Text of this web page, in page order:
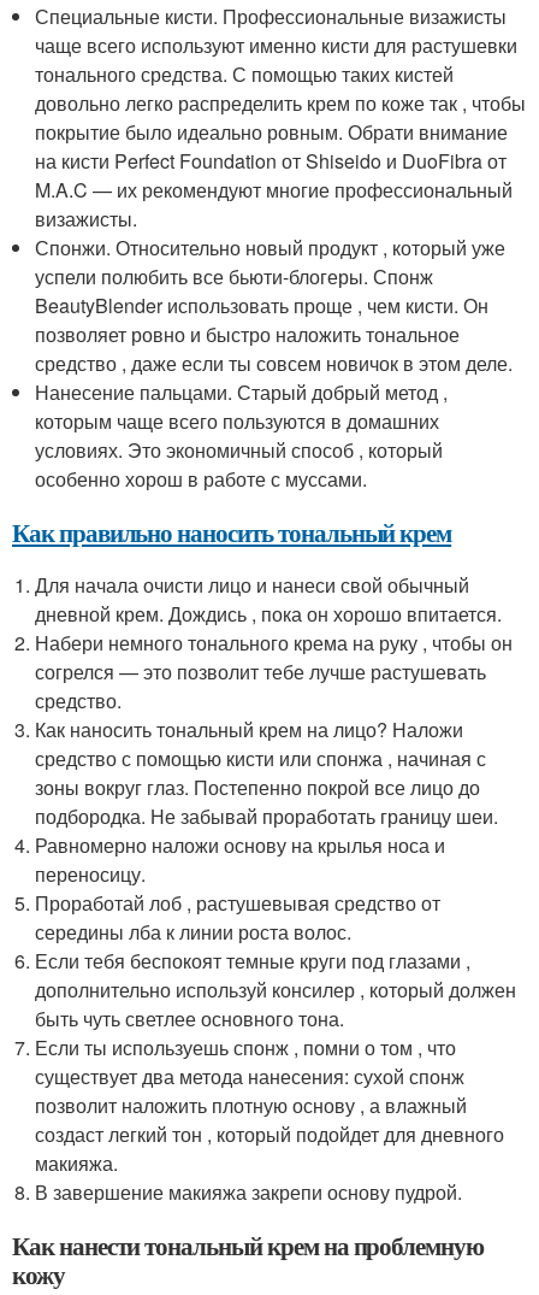
Специальные кисти. Профессиональные визажисты
чаще всего используют именно кисти для растушевки
тонального средства. С помощью таких кистей
довольно легко распределить крем по коже так , чтобы
покрытие было идеально ровным. Обрати внимание
на кисти Perfect Foundation от Shiseido и DuoFibra от
M.A.C — их рекомендуют многие профессиональный
визажисты.
Спонжи. Относительно новый продукт , который уже
успели полюбить все бьюти-блогеры. Спонж
BeautyBlender использовать проще , чем кисти. Он
позволяет ровно и быстро наложить тональное
средство , даже если ты совсем новичок в этом деле.
Нанесение пальцами. Старый добрый метод ,
которым чаще всего пользуются в домашних
условиях. Это экономичный способ , который
особенно хорош в работе с муссами.
Как правильно наносить тональный крем
Для начала очисти лицо и нанеси свой обычный
дневной крем. Дождись , пока он хорошо впитается.
Набери немного тонального крема на руку , чтобы он
согрелся — это позволит тебе лучше растушевать
средство.
Как наносить тональный крем на лицо? Наложи
средство с помощью кисти или спонжа , начиная с
зоны вокруг глаз. Постепенно покрой все лицо до
подбородка. Не забывай проработать границу шеи.
Равномерно наложи основу на крылья носа и
переносицу.
Проработай лоб , растушевывая средство от
середины лба к линии роста волос.
Если тебя беспокоят темные круги под глазами ,
дополнительно используй консилер , который должен
быть чуть светлее основного тона.
Если ты используешь спонж , помни о том , что
существует два метода нанесения: сухой спонж
позволит наложить плотную основу , а влажный
создаст легкий тон , который подойдет для дневного
макияжа.
В завершение макияжа закрепи основу пудрой.
Как нанести тональный крем на проблемную
кожу